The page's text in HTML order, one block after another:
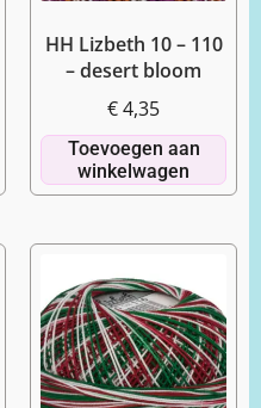
HH Lizbeth 10 – 110
– desert bloom
€4,35
Toevoegen aan
winkelwagen